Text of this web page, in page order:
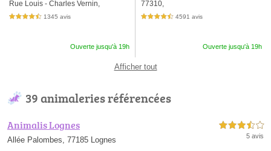
Rue Louis - Charles Vernin,
4,5 étoiles sur 5 1345 avis
Ouverte jusqu'à 19h
77310,
4,5 étoiles sur 5 4591 avis
Ouverte jusqu'à 19h
Afficher tout
39 animaleries référencées
Animalis Lognes
Allée Palombes, 77185 Lognes
3,5 étoiles sur 5
5 avis